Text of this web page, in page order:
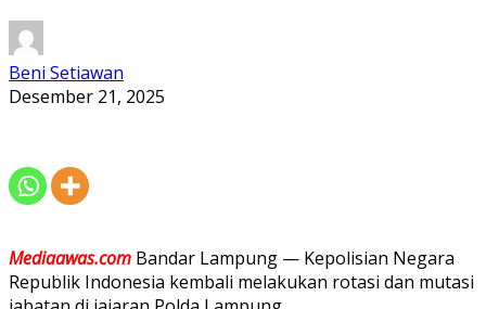
Beni Setiawan
Desember 21, 2025
Mediaawas.com Bandar Lampung — Kepolisian Negara
Republik Indonesia kembali melakukan rotasi dan mutasi